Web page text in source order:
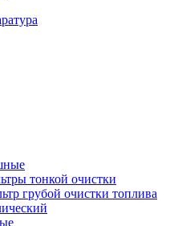
тонкой очистки
грубой очистки топлива